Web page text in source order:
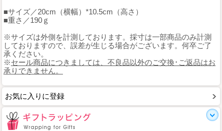
■サイズ／20cm（横幅）*10.5cm（高さ）
■重さ／190ｇ
※サイズは外側を計測しております。採寸は一部商品のみ計測
しておりますので、誤差が生じる場合がございます。何卒ご了
承ください。
※セール商品につきましては、不良品以外のご交換･ご返品はお
承りできません。
お気に入りに登録